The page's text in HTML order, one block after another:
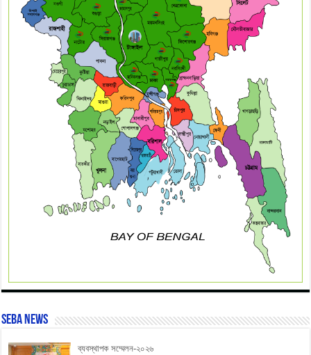
SEBA News
ব্যবস্থাপক সম্মেলন-২০২৬